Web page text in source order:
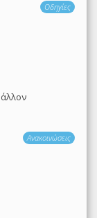
Οδηγίες
Ανακοινώσεις